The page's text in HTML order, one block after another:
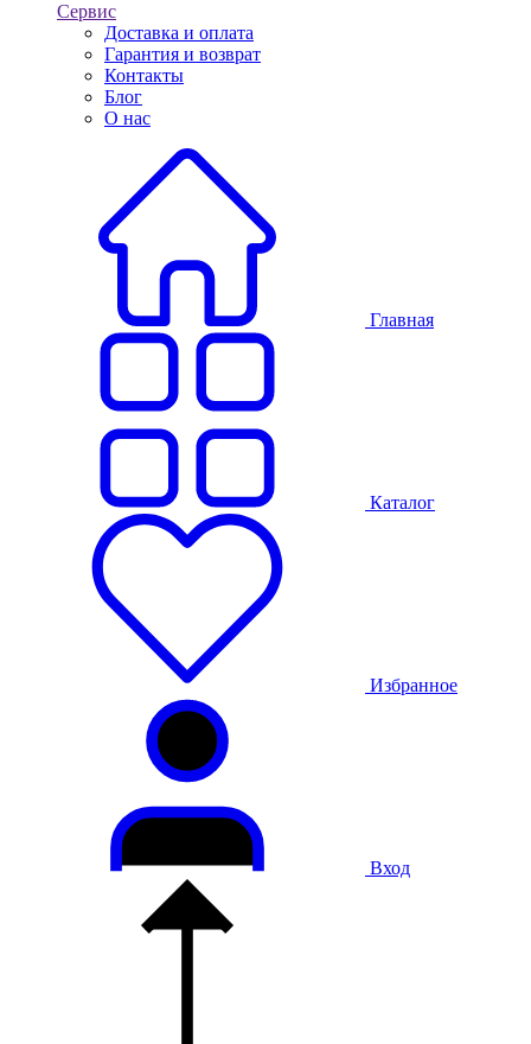
Сервис
Доставка и оплата
Гарантия и возврат
Контакты
Блог
О нас
Главная
Каталог
Избранное
Вход